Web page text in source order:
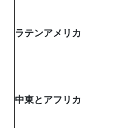
ラテンアメリカ
中東とアフリカ